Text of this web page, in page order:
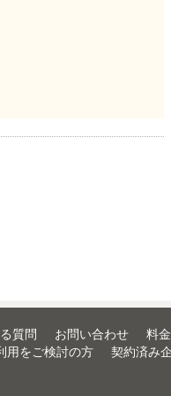
質問 お問い合わせ
料
用をご検討の方 契約済み